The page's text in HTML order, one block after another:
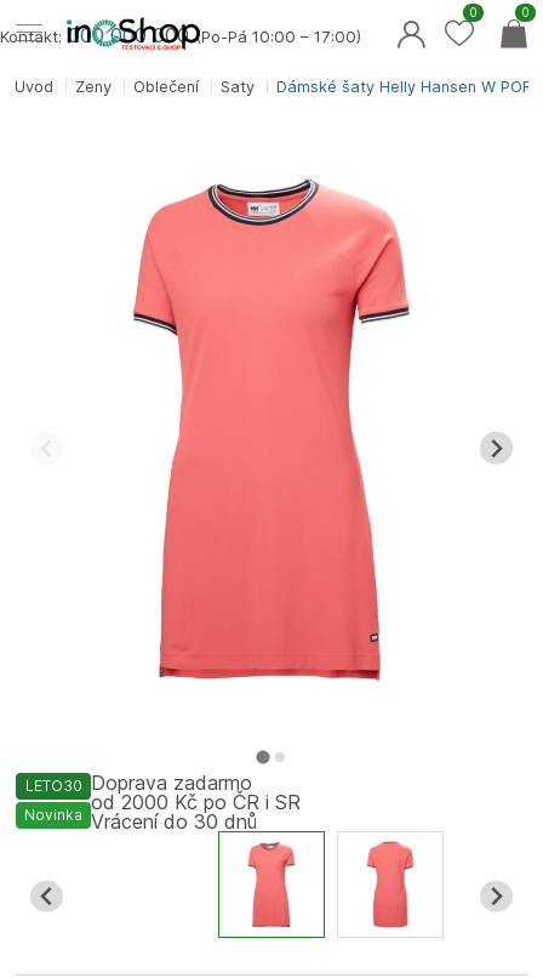
Úvod Ženy Oblečení Šaty Dámské šaty Helly Hansen W
LETO30
Novinka
Doprava zadarmo
od 2000 Kč po ČR i SR
Vrácení do 30 dnů
Kontakt: 000 000 000(Po-Pá 10:00 – 17:00)
0
0